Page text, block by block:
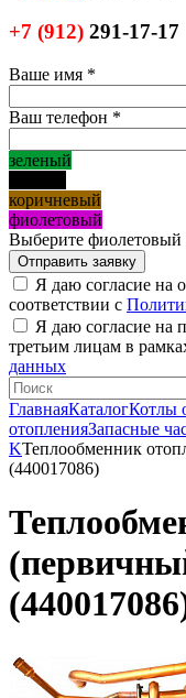
+7 (912) 291-17-17
Ваше имя *
Ваш телефон *
зеленый
коричневый
фиолетовый
Выберите фиолетовый
Я даю согласие на
соответствии с
Я даю согласие на
третьим лицам в
данных
ГлавнаяКаталогКотлы
отопленияЗапасные
KТеплообменник
(440017086)